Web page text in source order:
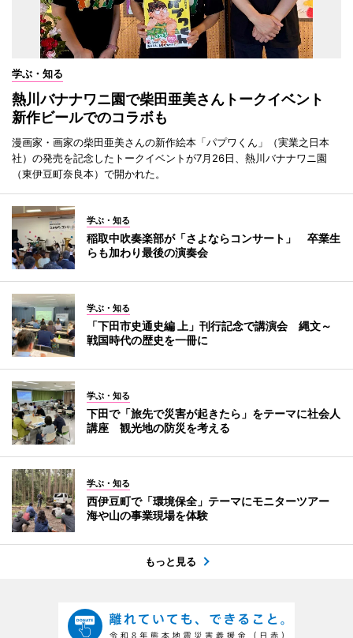
学ぶ・知る
熱川バナナワニ園で柴田亜美さんトークイベント
新作ビールでのコラボも
漫画家・画家の柴田亜美さんの新作絵本「パプワくん」（実業之日本
社）の発売を記念したトークイベントが7月26日、熱川バナナワニ園
（東伊豆町奈良本）で開かれた。
学ぶ・知る
稲取中吹奏楽部が「さよならコンサート」 卒業生
らも加わり最後の演奏会
学ぶ・知る
「下田市史通史編 上」刊行記念で講演会 縄文～
戦国時代の歴史を一冊に
学ぶ・知る
下田で「旅先で災害が起きたら」をテーマに社会人
講座 観光地の防災を考える
学ぶ・知る
西伊豆町で「環境保全」テーマにモニターツアー
海や山の事業現場を体験
もっと見る